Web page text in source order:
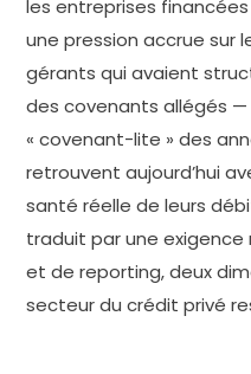
les entreprises
une pression accrue sur
gérants qui avaient
des covenants allégés
« covenant-lite » des
retrouvent aujourd’hui
santé réelle de leurs
traduit par une
et de reporting, deux
secteur du crédit privé